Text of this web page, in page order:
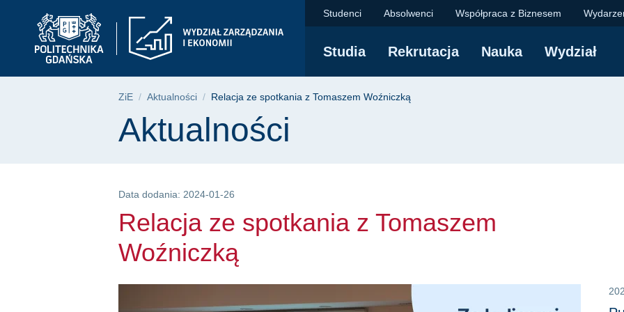
głównego
wyszukiwarki
Relacja ze spotkania z Tomaszem
Studenci Absolwenci Współpraca z Biznesem
Studia Rekrutacja Nauka Wydział
Ścieżka nawigacyjna
ZiE Aktualności Relacja ze spotkania z Tomaszem Woźniczką
Treść strony
Aktualności
Data dodania: 2024-01-26
Relacja ze spotkania z Tomaszem
Woźniczką